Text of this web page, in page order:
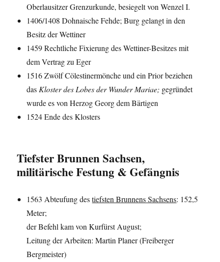
Oberlausitzer Grenzurkunde, besiegelt von Wenzel I.
1406/1408 Dohnaische Fehde; Burg gelangt in den
Besitz der Wettiner
1459 Rechtliche Fixierung des Wettiner-Besitzes mit
dem Vertrag zu Eger
1516 Zwölf Cölestinermönche und ein Prior beziehen
das Kloster des Lobes der Wunder Mariae; gegründet
wurde es von Herzog Georg dem Bärtigen
1524 Ende des Klosters
Tiefster Brunnen Sachsen,
militärische Festung & Gefängnis
1563 Abteufung destiefsten Brunnens Sachsens: 152,5
Meter;
der Befehl kam von Kurfürst August;
Leitung der Arbeiten: Martin Planer (Freiberger
Bergmeister)